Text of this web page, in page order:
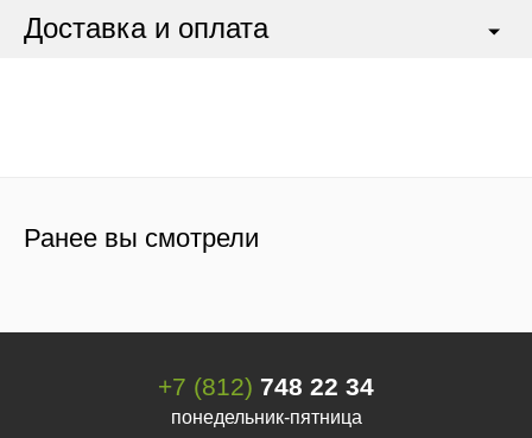
Доставка и оплата
Ранее вы смотрели
+7 (812) 748 22 34
понедельник-пятница